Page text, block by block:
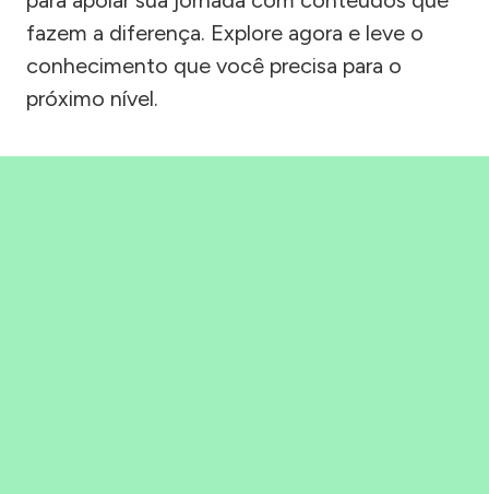
fazem a diferença. Explore agora e leve o
conhecimento que você precisa para o
próximo nível.